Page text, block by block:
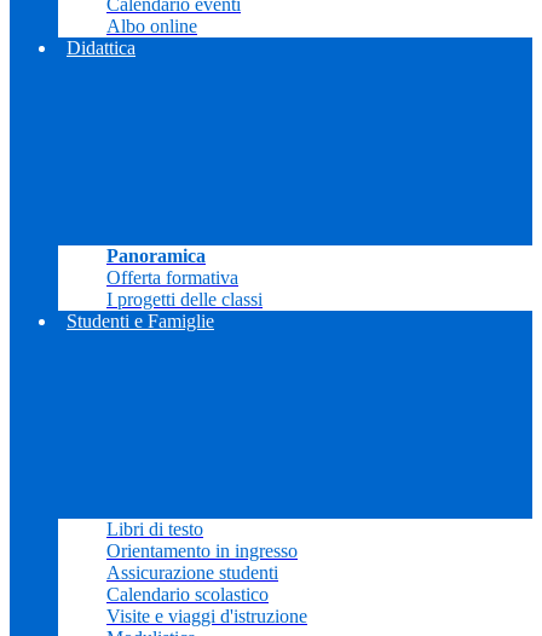
Calendario eventi
Albo online
Didattica
Panoramica
Offerta formativa
I progetti delle classi
Studenti e Famiglie
Libri di testo
Orientamento in ingresso
Assicurazione studenti
Calendario scolastico
Visite e viaggi d'istruzione